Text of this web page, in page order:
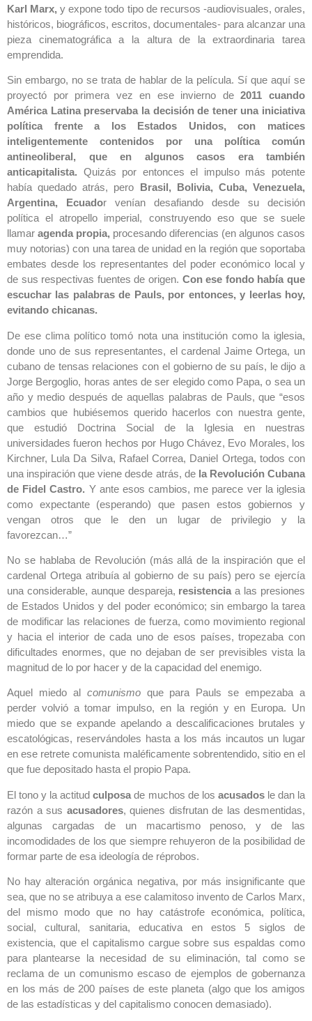
Karl Marx, y expone todo tipo de recursos -audiovisuales, orales,
históricos, biográficos, escritos, documentales- para alcanzar una
pieza cinematográfica a la altura de la extraordinaria tarea
emprendida.
Sin embargo, no se trata de hablar de la película. Sí que aquí se
proyectó por primera vez en ese invierno de2011 cuando
América Latina preservaba la decisión de tener una iniciativa
política frente a los Estados Unidos, con matices
inteligentemente contenidos por una política común
antineoliberal, que en algunos casos era también
anticapitalista. Quizás por entonces el impulso más potente
había quedado atrás, pero Brasil, Bolivia, Cuba, Venezuela,
Argentina, Ecuador venían desafiando desde su decisión
política el atropello imperial, construyendo eso que se suele
llamar agenda propia, procesando diferencias (en algunos casos
muy notorias) con una tarea de unidad en la región que soportaba
embates desde los representantes del poder económico local y
de sus respectivas fuentes de origen. Con ese fondo había que
escuchar las palabras de Pauls, por entonces, y leerlas hoy,
evitando chicanas.
De ese clima político tomó nota una institución como la iglesia,
donde uno de sus representantes, el cardenal Jaime Ortega, un
cubano de tensas relaciones con el gobierno de su país, le dijo a
Jorge Bergoglio, horas antes de ser elegido como Papa, o sea un
año y medio después de aquellas palabras de Pauls, que “esos
cambios que hubiésemos querido hacerlos con nuestra gente,
que estudió Doctrina Social de la Iglesia en nuestras
universidades fueron hechos por Hugo Chávez, Evo Morales, los
Kirchner, Lula Da Silva, Rafael Correa, Daniel Ortega, todos con
una inspiración que viene desde atrás, de la Revolución Cubana
de Fidel Castro. Y ante esos cambios, me parece ver la iglesia
como expectante (esperando) que pasen estos gobiernos y
vengan otros que le den un lugar de privilegio y la
favorezcan…”
No se hablaba de Revolución (más allá de la inspiración que el
cardenal Ortega atribuía al gobierno de su país) pero se ejercía
una considerable, aunque despareja, resistencia a las presiones
de Estados Unidos y del poder económico; sin embargo la tarea
de modificar las relaciones de fuerza, como movimiento regional
y hacia el interior de cada uno de esos países, tropezaba con
dificultades enormes, que no dejaban de ser previsibles vista la
magnitud de lo por hacer y de la capacidad del enemigo.
Aquel miedo al comunismoque para Pauls se empezaba a
perder volvió a tomar impulso, en la región y en Europa. Un
miedo que se expande apelando a descalificaciones brutales y
escatológicas, reservándoles hasta a los más incautos un lugar
en ese retrete comunista maléficamente sobrentendido, sitio en el
que fue depositado hasta el propio Papa.
El tono y la actitudculposa de muchos de los acusadosle dan la
razón a sus acusadores, quienes disfrutan de las desmentidas,
algunas cargadas de un macartismo penoso, y de las
incomodidades de los que siempre rehuyeron de la posibilidad de
formar parte de esa ideología de réprobos.
No hay alteración orgánica negativa, por más insignificante que
sea, que no se atribuya a ese calamitoso invento de Carlos Marx,
del mismo modo que no hay catástrofe económica, política,
social, cultural, sanitaria, educativa en estos 5 siglos de
existencia, que el capitalismo cargue sobre sus espaldas como
para plantearse la necesidad de su eliminación, tal como se
reclama de un comunismo escaso de ejemplos de gobernanza
en los más de 200 países de este planeta (algo que los amigos
de las estadísticas y del capitalismo conocen demasiado).